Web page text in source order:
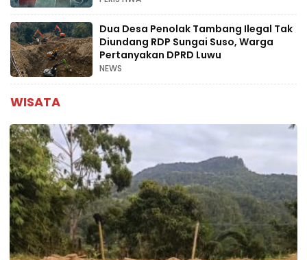
Dua Desa Penolak Tambang Ilegal Tak
Diundang RDP Sungai Suso, Warga
Pertanyakan DPRD Luwu
NEWS
WISATA